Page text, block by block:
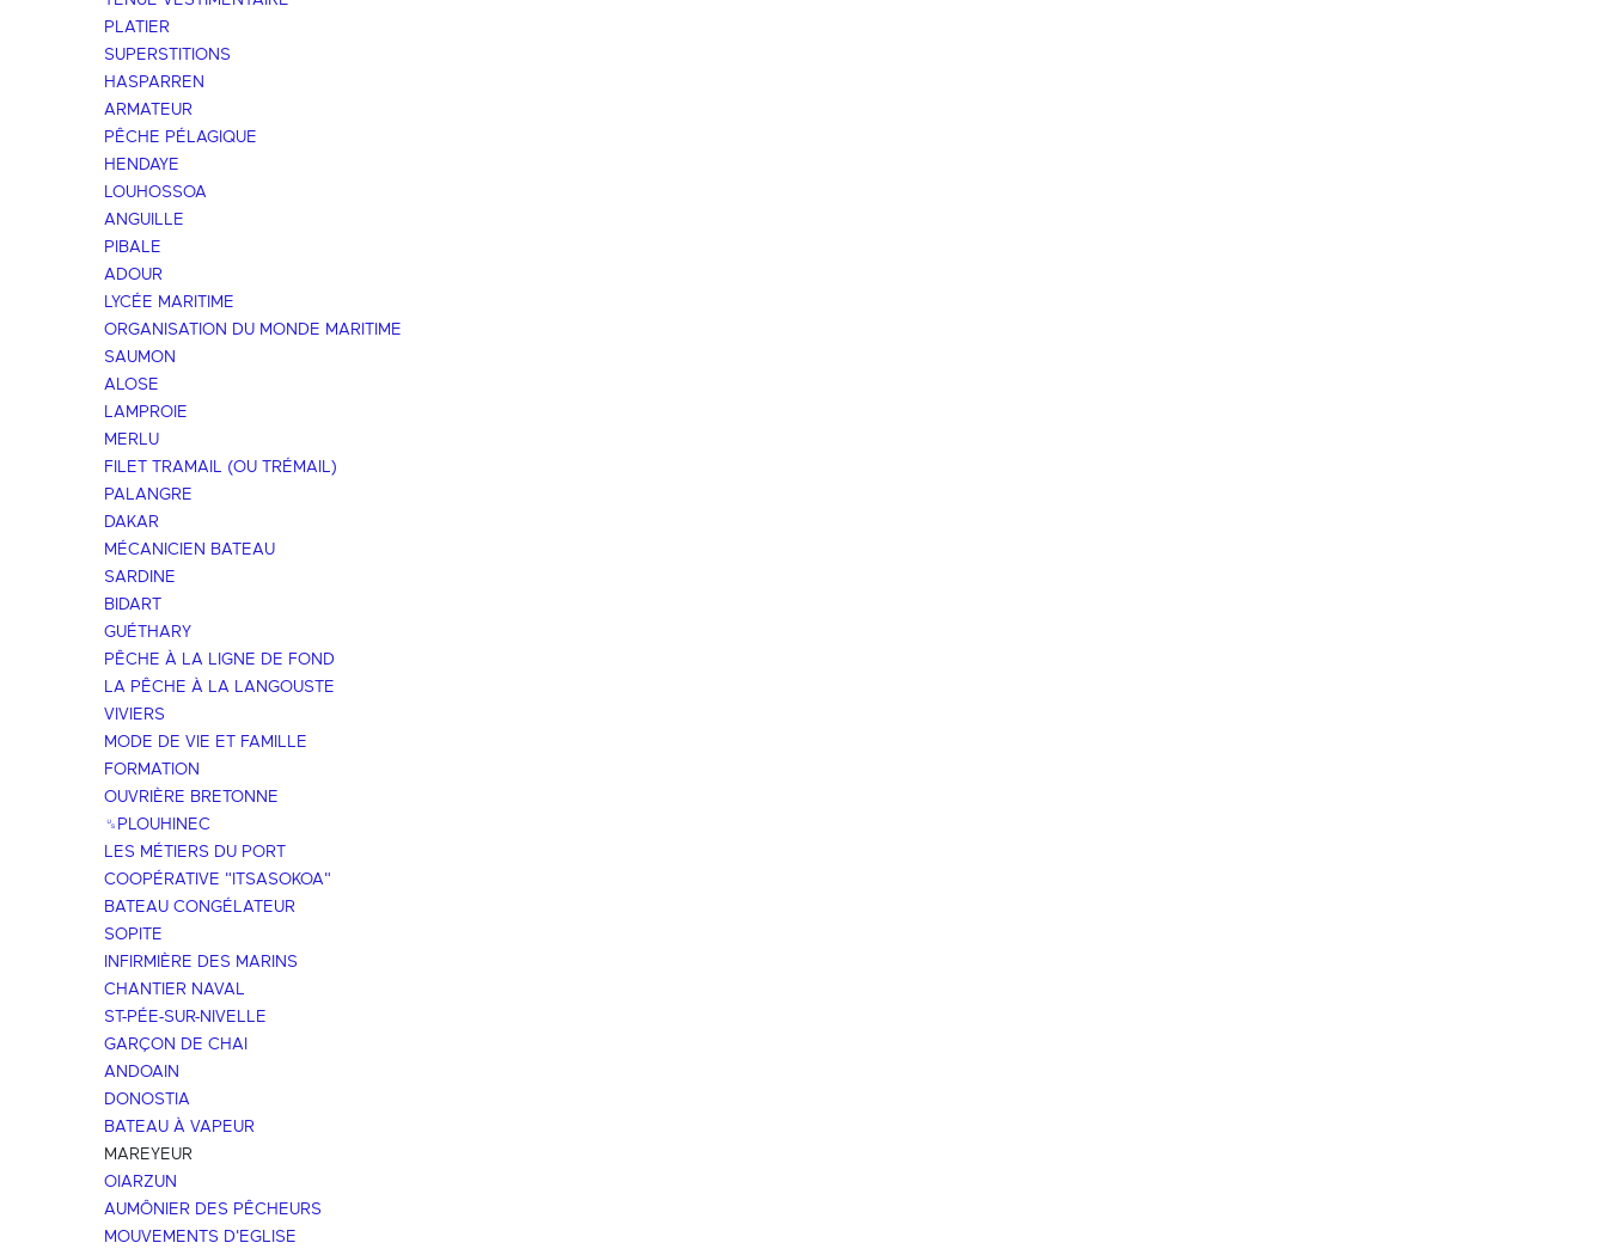
PLATIER
SUPERSTITIONS
HASPARREN
ARMATEUR
PÊCHE PÉLAGIQUE
HENDAYE
LOUHOSSOA
ANGUILLE
PIBALE
ADOUR
LYCÉE MARITIME
ORGANISATION DU MONDE MARITIME
SAUMON
ALOSE
LAMPROIE
MERLU
FILET TRAMAIL (OU TRÉMAIL)
PALANGRE
DAKAR
MÉCANICIEN BATEAU
SARDINE
BIDART
GUÉTHARY
PÊCHE À LA LIGNE DE FOND
LA PÊCHE À LA LANGOUSTE
VIVIERS
MODE DE VIE ET FAMILLE
FORMATION
OUVRIÈRE BRETONNE
␟PLOUHINEC
LES MÉTIERS DU PORT
COOPÉRATIVE "ITSASOKOA"
BATEAU CONGÉLATEUR
SOPITE
INFIRMIÈRE DES MARINS
CHANTIER NAVAL
ST-PÉE-SUR-NIVELLE
GARÇON DE CHAI
ANDOAIN
DONOSTIA
BATEAU À VAPEUR
MAREYEUR
OIARZUN
AUMÔNIER DES PÊCHEURS
MOUVEMENTS D'EGLISE